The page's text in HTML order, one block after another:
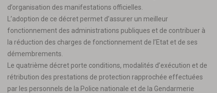
d’organisation des manifestations officielles.
L’adoption de ce décret permet d’assurer un meilleur
fonctionnement des administrations publiques et de contribuer à
la réduction des charges de fonctionnement de l’Etat et de ses
démembrements.
Le quatrième décret porte conditions, modalités d’exécution et de
rétribution des prestations de protection rapprochée effectuées
par les personnels de la Police nationale et de la Gendarmerie